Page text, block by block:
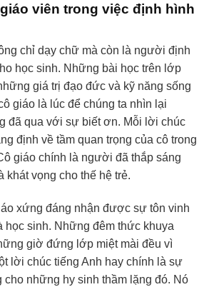
viên trong việc định hình
chỉ dạy chữ mà còn là người định
học sinh. Những bài học trên lớp
giá trị đạo đức và kỹ năng sống
giáo là lúc để chúng ta nhìn lại
đã qua với sự biết ơn. Mỗi lời chúc
định về tầm quan trọng của cô trong
giáo chính là người đã thắp sáng
khát vọng cho thế hệ trẻ.
xứng đáng nhận được sự tôn vinh
học sinh. Những đêm thức khuya
giờ đứng lớp miệt mài đều vì
lời chúc tiếng Anh hay chính là sự
những hy sinh thầm lặng đó. Nó